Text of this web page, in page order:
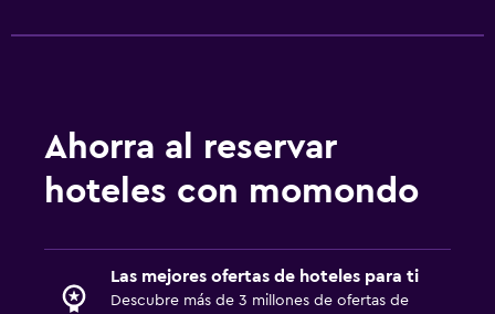
Lavandería
Estacionamiento y transporte
Estacionamiento privado
Habitación
Ahorra al reservar
hoteles con momondo
Las mejores ofertas de hoteles para ti
Descubre más de 3 millones de ofertas de